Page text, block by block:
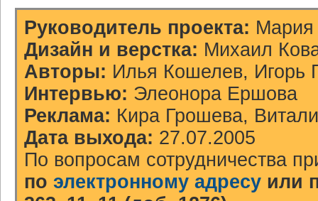
Руководитель проекта: Мария
Дизайн и верстка: Михаил
Авторы: Илья Кошелев, Игорь
Интервью: Элеонора Ершова
Реклама: Кира Грошева,
Дата выхода: 27.07.2005
По вопросам сотрудничества
по электронному адресу или